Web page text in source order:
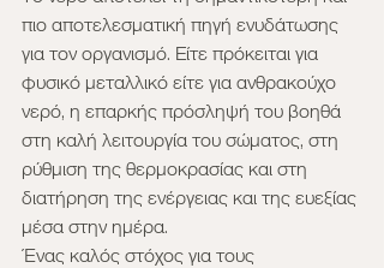
πιο αποτελεσματική πηγή ενυδάτωσης
για τον οργανισμό. Είτε πρόκειται για
φυσικό μεταλλικό είτε για ανθρακούχο
νερό, η επαρκής πρόσληψή του βοηθά
στη καλή λειτουργία του σώματος, στη
ρύθμιση της θερμοκρασίας και στη
διατήρηση της ενέργειας και της ευεξίας
μέσα στην ημέρα.
Ένας καλός στόχος για τους